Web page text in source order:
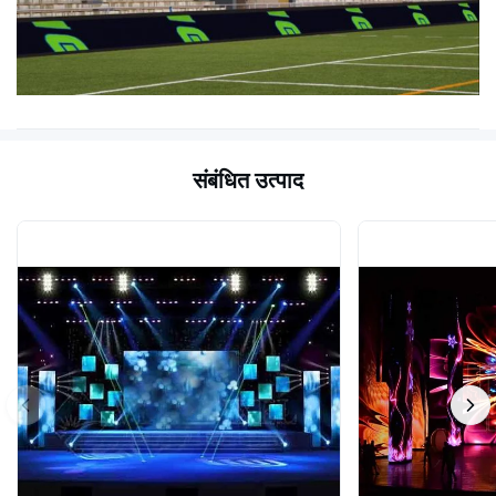
हरा तरंगदैर्ध्य
(प्रभावशाली)
एनएम
डीवीआई, एमपीजी, एवीआई,
डेटा इंटरकनेक्शन
फाइबर
बढ़ते सिस्टम
ब्रैकेट द्वारा जमीन पर खड़े हो
जाओ
संबंधित उत्पाद